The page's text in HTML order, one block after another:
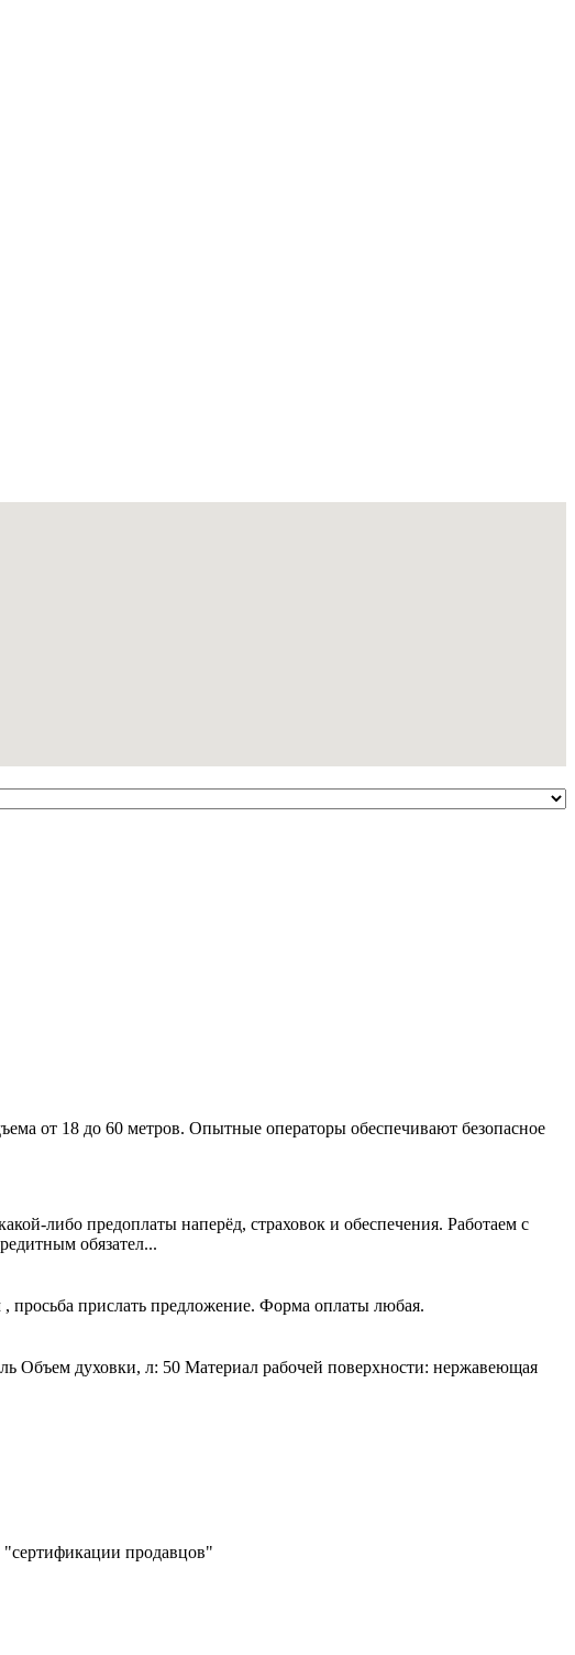
от 18 до 60 метров. Опытные операторы обеспечивают безопасное
либо предоплаты наперёд, страховок и обеспечения. Работаем с
обязател...
просьба прислать предложение. Форма оплаты любая.
Объем духовки, л: 50 Материал рабочей поверхности: нержавеющая
"сертификации продавцов"